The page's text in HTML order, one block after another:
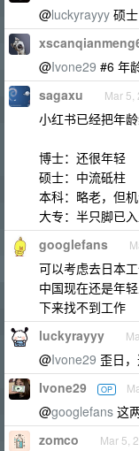
@luckyrayyy 硕士
@Ivone29 #6 年
sagaxu Mar 5,
小红书已经把年
博士：还很年轻
硕士：中流砥柱
本科：略老，但
大专：半只脚已
googlefans
可以考虑去日本工
中国现在还是年
下来找不到工作
luckyrayyy
@Ivone29 歪日
Ivone29 OP
@googlefans 这
zomco Mar 5,